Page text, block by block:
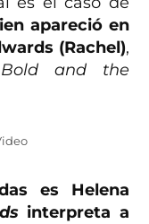
apareció en
(Rachel),
and the
es Helena
interpreta a